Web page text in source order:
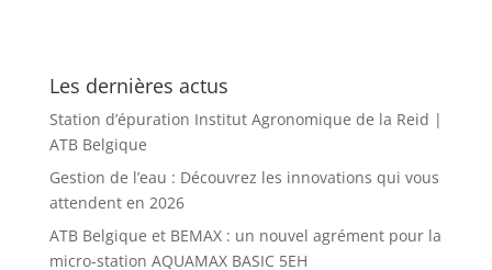
Les dernières actus
Station d’épuration Institut Agronomique de la Reid |
ATB Belgique
Gestion de l’eau : Découvrez les innovations qui vous
attendent en 2026
ATB Belgique et BEMAX : un nouvel agrément pour la
micro-station AQUAMAX BASIC 5EH